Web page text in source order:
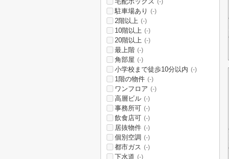
(-)
駐車場あり (-)
2階以上 (-)
10階以上 (-)
20階以上 (-)
最上階 (-)
角部屋 (-)
小学校まで徒歩10分以内 (-)
1階の物件 (-)
ワンフロア (-)
高層ビル (-)
事務所可 (-)
飲食店可 (-)
居抜物件 (-)
個別空調 (-)
都市ガス (-)
下水道 (-)